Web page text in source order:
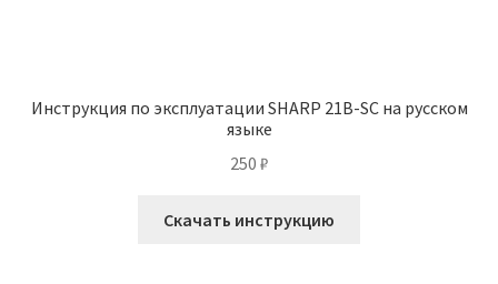
Инструкция по эксплуатации SHARP 21B-SC на русском
языке
250 ₽
Скачать инструкцию